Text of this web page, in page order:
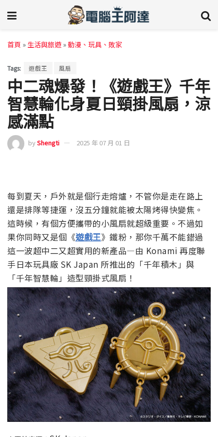
首頁 » 生活與旅遊 » 動漫、玩具、敗家
Tags: 遊戲王 風扇
中二魂爆發！《遊戲王》千年
智慧輪化身夏日頸掛風扇，涼
感滿點
byShengti 2025 年 07 月 01 日
每到夏天，戶外就是個行走熔爐，不管你是走在路上
還是排隊等捷運，沒五分鐘就能被太陽烤得快變焦。
這時候，有個方便攜帶的小風扇就超級重要。不過如
果你同時又是個《遊戲王》鐵粉，那你千萬不能錯過
這一波超中二又超實用的新產品—由 Konami 再度聯
手日本玩具廠 SK Japan 所推出的「千年積木」與
「千年智慧輪」造型頸掛式風扇！